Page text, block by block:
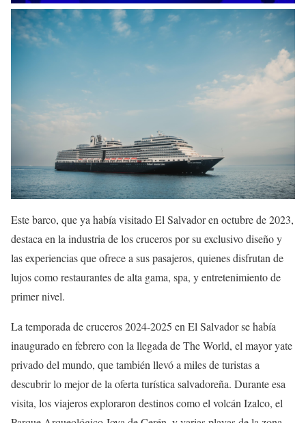
Este barco, que ya había visitado El Salvador en octubre de 2023,
destaca en la industria de los cruceros por su exclusivo diseño y
las experiencias que ofrece a sus pasajeros, quienes disfrutan de
lujos como restaurantes de alta gama, spa, y entretenimiento de
primer nivel.
La temporada de cruceros 2024-2025 en El Salvador se había
inaugurado en febrero con la llegada de The World, el mayor yate
privado del mundo, que también llevó a miles de turistas a
descubrir lo mejor de la oferta turística salvadoreña. Durante esa
visita, los viajeros exploraron destinos como el volcán Izalco, el